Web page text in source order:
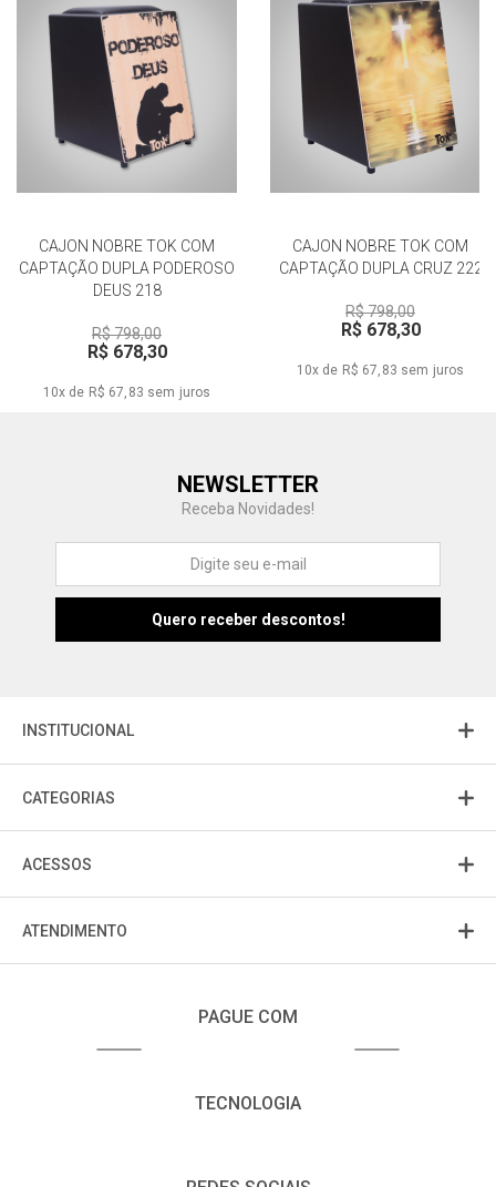
CAJON NOBRE TOK COM
CAPTAÇÃO DUPLA PODEROSO
DEUS 218
R$ 798,00
R$ 678,30
10x de R$ 67,83 sem juros
CAJON NOBRE TOK COM
CAPTAÇÃO DUPLA CRUZ 222
R$ 798,00
R$ 678,30
10x de R$ 67,83 sem juros
NEWSLETTER
Receba Novidades!
INSTITUCIONAL
CATEGORIAS
ACESSOS
ATENDIMENTO
PAGUE COM
TECNOLOGIA
Fu Fujisom